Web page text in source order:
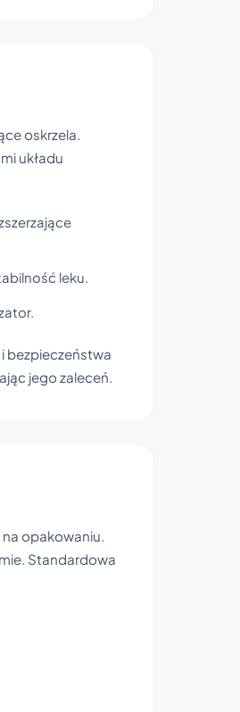
oskrzela.
układu
leku.
bezpieczeństwa
jego zaleceń.
opakowaniu.
Standardowa